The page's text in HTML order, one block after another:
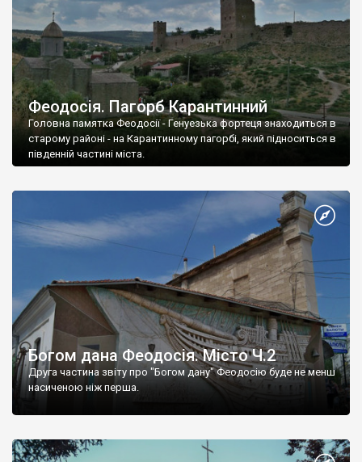
Феодосія. Пагорб Карантинний
Головна памятка Феодосії - Генуезька фортеця знаходиться в
старому районі - на Карантинному пагорбі, який підноситься в
південній частині міста.
Богом дана Феодосія. Місто Ч.2
Друга частина звіту про "Богом дану" Феодосію буде не менш
насиченою ніж перша.